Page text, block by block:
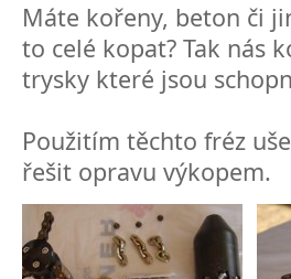
Máte kořeny, beton či
to celé kopat? Tak nás
trysky které jsou
Použitím těchto fréz
řešit opravu výkopem.